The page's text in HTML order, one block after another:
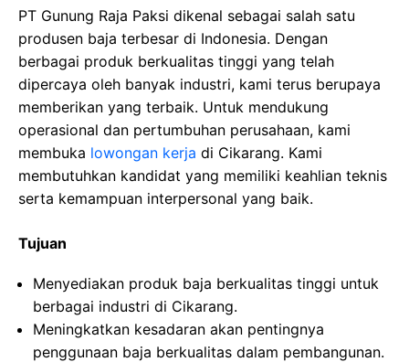
PT Gunung Raja Paksi dikenal sebagai salah satu
produsen baja terbesar di Indonesia. Dengan
berbagai produk berkualitas tinggi yang telah
dipercaya oleh banyak industri, kami terus berupaya
memberikan yang terbaik. Untuk mendukung
operasional dan pertumbuhan perusahaan, kami
membuka lowongan kerja di Cikarang. Kami
membutuhkan kandidat yang memiliki keahlian teknis
serta kemampuan interpersonal yang baik.
Tujuan
Menyediakan produk baja berkualitas tinggi untuk
berbagai industri di Cikarang.
Meningkatkan kesadaran akan pentingnya
penggunaan baja berkualitas dalam pembangunan.